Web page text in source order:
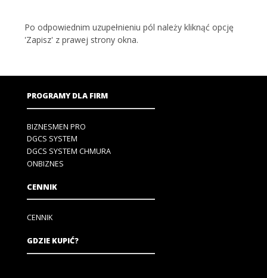
Po odpowiednim uzupełnieniu pól należy kliknąć opcję
'Zapisz' z prawej strony okna.
PROGRAMY DLA FIRM
BIZNESMEN PRO
DGCS SYSTEM
DGCS SYSTEM CHMURA
ONBIZNES
CENNIK
CENNIK
GDZIE KUPIĆ?